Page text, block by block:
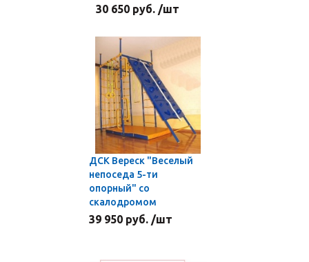
30 650 руб. /шт
ДСК Вереск "Веселый
непоседа 5-ти
опорный" со
скалодромом
39 950 руб. /шт